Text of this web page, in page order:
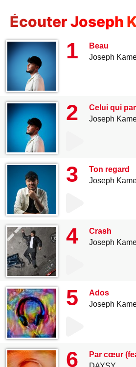
Écouter Joseph
1
Beau
Joseph
2
Celui qui
Joseph
3
Ton regard
Joseph
4
Crash
Joseph
5
Ados
Joseph
6
Par cœur